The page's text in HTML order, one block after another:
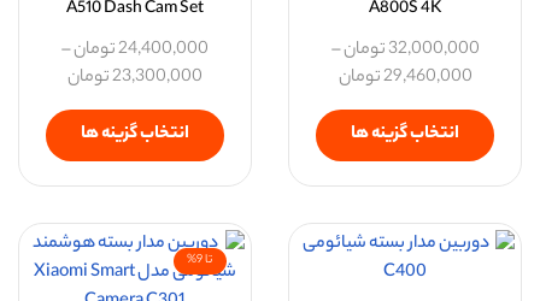
A800S 4K
32,000,000تومان–
29,460,000تومان
انتخاب گزینه ها
A510 Dash Cam Set
24,400,000تومان–
23,300,000تومان
انتخاب گزینه ها
تا 9%